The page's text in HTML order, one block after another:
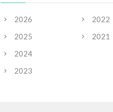
2026
2025
2024
2023
2022
2021